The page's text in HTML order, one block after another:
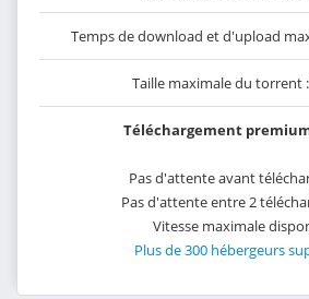
Temps de download et d'upload
Taille maximale du torrent :
Téléchargement
Pas d'attente avant
Pas d'attente entre 2
Vitesse maximale
Plus de 300 hébergeurs